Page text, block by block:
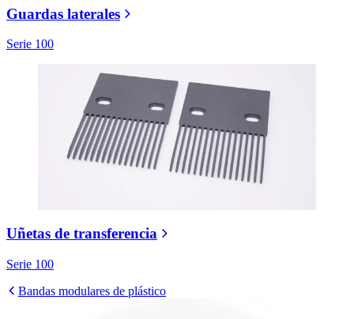
Guardas laterales
Serie 100
Uñetas de transferencia
Serie 100
Bandas modulares de plástico